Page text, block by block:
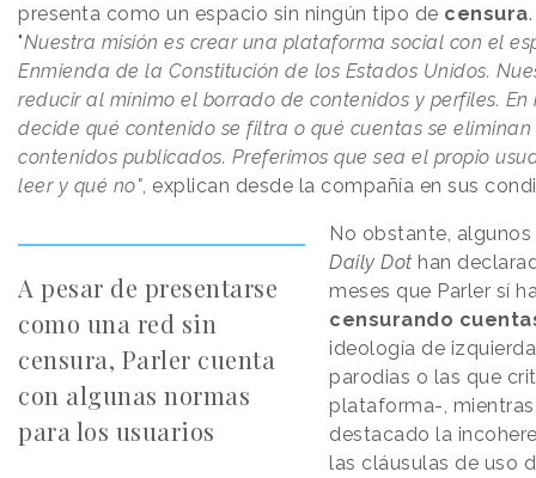
presenta como un espacio sin ningún tipo de censura.
"Nuestra misión es crear una plataforma social con el
Enmienda de la Constitución de los Estados Unidos.
reducir al mínimo el borrado de contenidos y perfiles. En
decide qué contenido se filtra o qué cuentas se
contenidos publicados. Preferimos que sea el propio
leer y qué no" , explican desde la compañía en sus
A pesar de presentarse
como una red sin
censura, Parler cuenta
con algunas normas
para los usuarios
No obstante,
Daily Dot han
meses que Parler sí
censurando
ideología de
parodias o las que
plataforma-,
destacado la
las cláusulas de uso